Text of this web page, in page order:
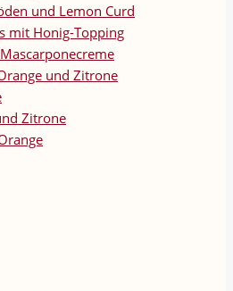
und Lemon Curd
mit Honig-Topping
und Zitrone
Zitrone